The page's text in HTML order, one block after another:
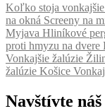
Koľko stoja
na okná Screeny na
Myjava Hliníkové
proti hmyzu na dvere
Vonkajšie žalúzie
žalúzie Košice
Navštívte